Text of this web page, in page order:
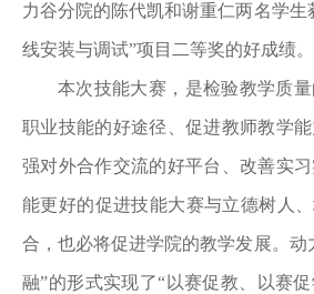
力谷分院的陈代凯和谢重仁两名学生
线安装与调试”项目二等奖的好成绩。
本次技能大赛，是检验教学质
职业技能的好途径、促进教师教学
强对外合作交流的好平台、改善实习
能更好的促进技能大赛与立德树人
合，也必将促进学院的教学发展。动
融”的形式实现了“以赛促教、以赛